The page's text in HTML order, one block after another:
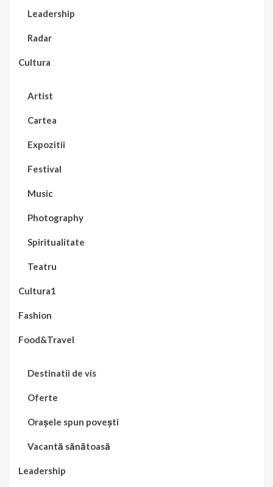
Leadership
Radar
Cultura
Artist
Cartea
Expozitii
Festival
Music
Photography
Spiritualitate
Teatru
Cultura1
Fashion
Food&Travel
Destinatii de vis
Oferte
Orașele spun povești
Vacantă sănătoasă
Leadership